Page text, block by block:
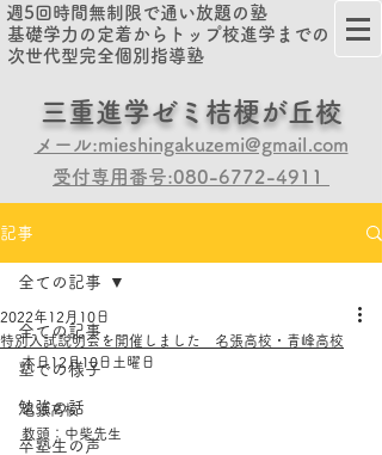
週5回時間無制限で通い放題の塾
基礎学力の定着からトップ校進学までの
次世代型完全個別指導塾
メール:mieshingakuzemi@gmail.com
​​三重進学ゼミ桔梗が丘校
受付専用番号:080-6772-4911
記事
全ての記事
塾での様子
勉強の話
卒塾生の声
全ての記事
特別入試説明会を開催しました 名張高校・青峰高校
2022年12月10日
本日12月10日土曜日
名張高校
教頭：中柴先生